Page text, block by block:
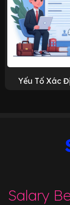
Yếu Tố Xác
Salary